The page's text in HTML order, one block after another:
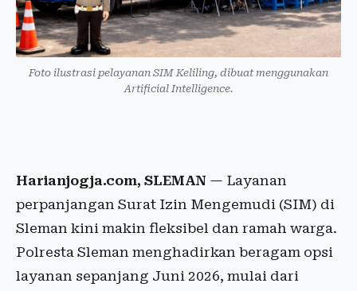
Foto ilustrasi pelayanan SIM Keliling, dibuat menggunakan
Artificial Intelligence.
Harianjogja.com, SLEMAN — Layanan
perpanjangan Surat Izin Mengemudi (SIM) di
Sleman kini makin fleksibel dan ramah warga.
Polresta Sleman menghadirkan beragam opsi
layanan sepanjang Juni 2026, mulai dari